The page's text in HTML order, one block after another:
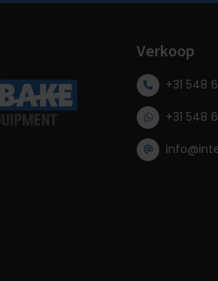
Verkoop
+31 548
+31 548